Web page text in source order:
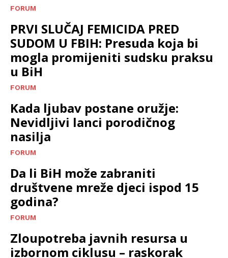
FORUM
PRVI SLUČAJ FEMICIDA PRED
SUDOM U FBIH: Presuda koja bi
mogla promijeniti sudsku praksu
u BiH
FORUM
Kada ljubav postane oružje:
Nevidljivi lanci porodičnog
nasilja
FORUM
Da li BiH može zabraniti
društvene mreže djeci ispod 15
godina?
FORUM
Zloupotreba javnih resursa u
izbornom ciklusu – raskorak